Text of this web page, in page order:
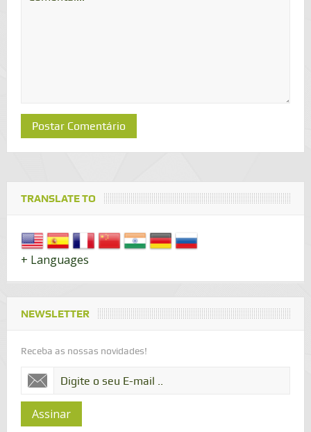
TRANSLATE TO
+ Languages
NEWSLETTER
Receba as nossas novidades!
Assinar